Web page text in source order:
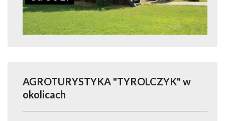
AGROTURYSTYKA "TYROLCZYK" w
okolicach